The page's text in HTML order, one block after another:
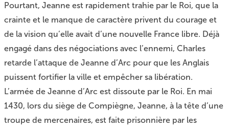
Pourtant, Jeanne est rapidement trahie par le Roi, que la
crainte et le manque de caractère privent du courage et
de la vision qu’elle avait d’une nouvelle France libre. Déjà
engagé dans des négociations avec l’ennemi, Charles
retarde l’attaque de Jeanne d’Arc pour que les Anglais
puissent fortifier la ville et empêcher sa libération.
L’armée de Jeanne d’Arc est dissoute par le Roi. En mai
1430, lors du siège de Compiègne, Jeanne, à la tête d’une
troupe de mercenaires, est faite prisonnière par les